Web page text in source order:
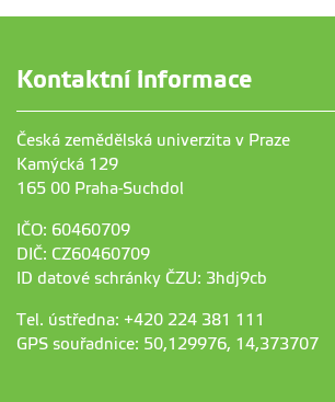
Kontaktní informace
Česká zemědělská univerzita v Praze
Kamýcká 129
165 00 Praha-Suchdol
IČO: 60460709
DIČ: CZ60460709
ID datové schránky ČZU: 3hdj9cb
Tel. ústředna: +420 224 381 111
GPS souřadnice: 50,129976, 14,373707